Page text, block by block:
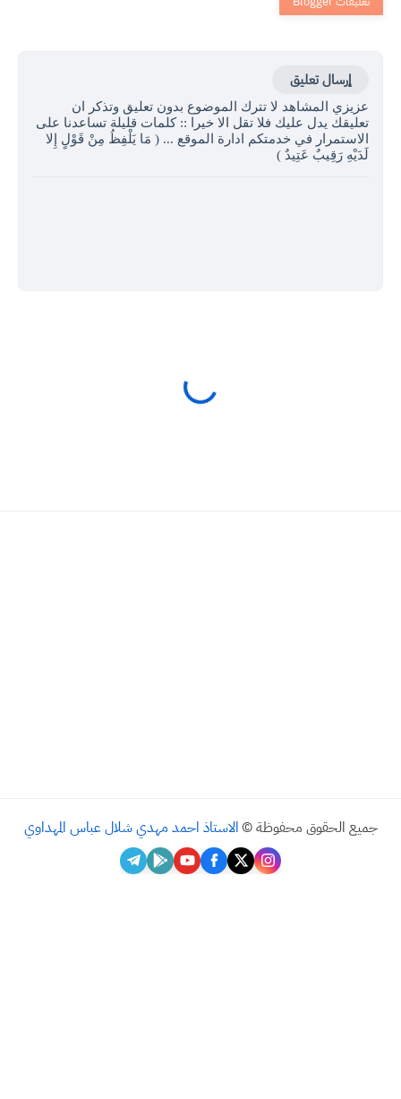
تعليق
المشاهد لا تترك الموضوع بدون تعليق وتذكر ان
يدل عليك فلا تقل الا خيرا :: كلمات قليلة تساعدنا على
في خدمتكم ادارة الموقع ... ( مَا يَلْفِظُ مِنْ قَوْلٍ إِلا
رَقِيبٌ عَتِيدٌ )
محفوظة ©الاستاذ احمد مهدي شلال عباس المهداوي